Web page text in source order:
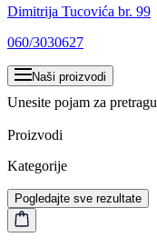
Dimitrija Tucovića br. 99
060/3030627
Naši proizvodi
Unesite pojam za pretragu
Proizvodi
Kategorije
Pogledajte sve rezultate